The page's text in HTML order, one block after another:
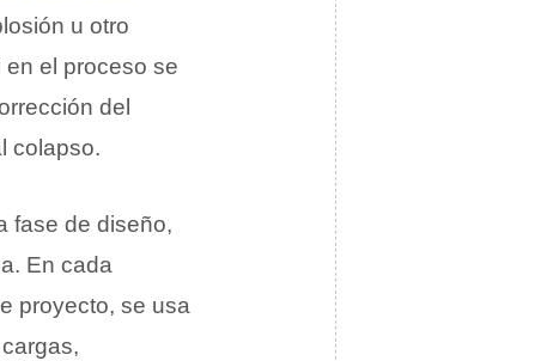
u otro
en el proceso se
del
colapso.
fase de diseño,
En cada
proyecto, se usa